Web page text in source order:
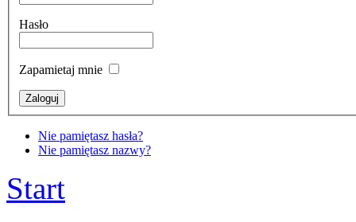
Hasło
Zapamietaj mnie
Nie pamiętasz hasła?
Nie pamiętasz nazwy?
Start